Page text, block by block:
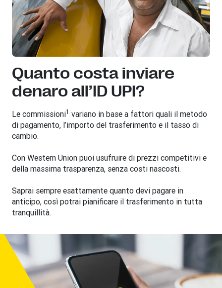
Quanto costa inviare
denaro all’ID UPI?
Le commissioni1 variano in base a fattori quali il metodo
di pagamento, l’importo del trasferimento e il tasso di
cambio.
Con Western Union puoi usufruire di prezzi competitivi e
della massima trasparenza, senza costi nascosti.
Saprai sempre esattamente quanto devi pagare in
anticipo, così potrai pianificare il trasferimento in tutta
tranquillità.